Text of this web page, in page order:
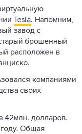
Tesla. Напомним,
завод с
брошенный
расположен в
компаниями
своих
42млн. долларов.
Общая